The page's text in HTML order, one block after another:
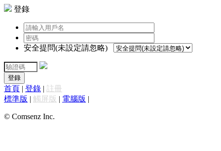
登錄
安全提問(未設定請忽略)
登錄
首頁 | 登錄 | 註冊
標準版 | 觸屏版 | 電腦版 |
© Comsenz Inc.